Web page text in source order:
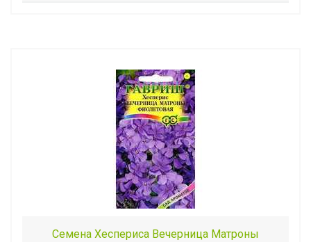
Семена Хеспериса Вечерница Матроны